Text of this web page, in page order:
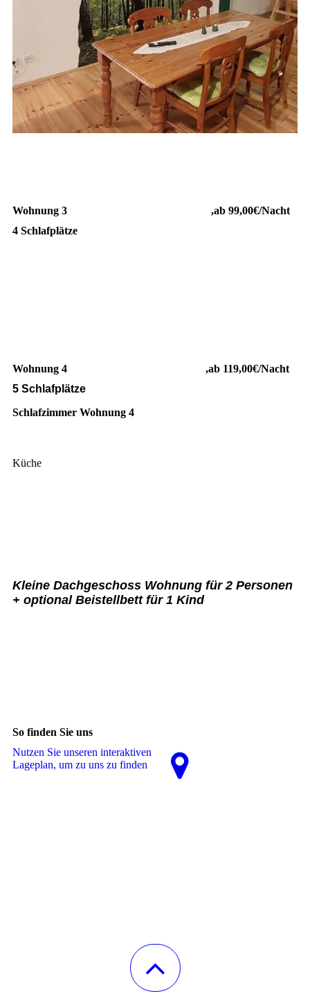
Wohnung 3 ,ab 99,00€/Nacht
4 Schlafplätze
Wohnung 4 ,ab 119,00€/Nacht
5 Schlafplätze
Schlafzimmer Wohnung 4
Küche
Kleine Dachgeschoss Wohnung für 2 Personen
+ optional Beistellbett für 1 Kind
So finden Sie uns
Nutzen Sie unseren interaktiven
La­ge­plan, um zu uns zu finden